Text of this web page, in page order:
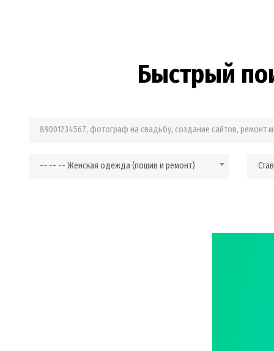
Быстрый
Фраза для поиска
-- -- -- Женская одежда (пошив и ремонт)